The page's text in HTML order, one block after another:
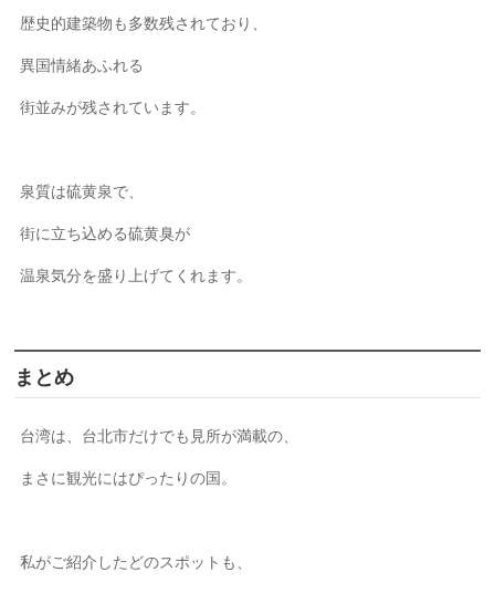
歴史的建築物も多数残されており、
異国情緒あふれる
街並みが残されています。
泉質は硫黄泉で、
街に立ち込める硫黄臭が
温泉気分を盛り上げてくれます。
まとめ
台湾は、台北市だけでも見所が満載の、
まさに観光にはぴったりの国。
私がご紹介したどのスポットも、